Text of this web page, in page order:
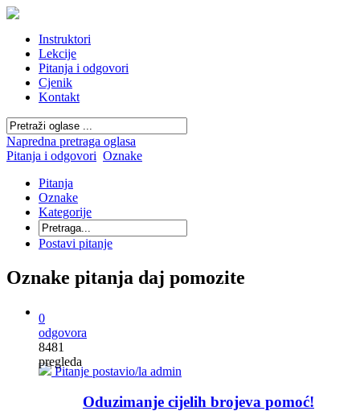
Instruktori
Lekcije
Pitanja i odgovori
Cjenik
Kontakt
Napredna pretraga oglasa
Pitanja i odgovori Oznake
Pitanja
Oznake
Kategorije
Postavi pitanje
Oznake pitanja daj pomozite
0
odgovora
8481
pregleda
Pitanje postavio/la admin
Oduzimanje cijelih brojeva pomoć!